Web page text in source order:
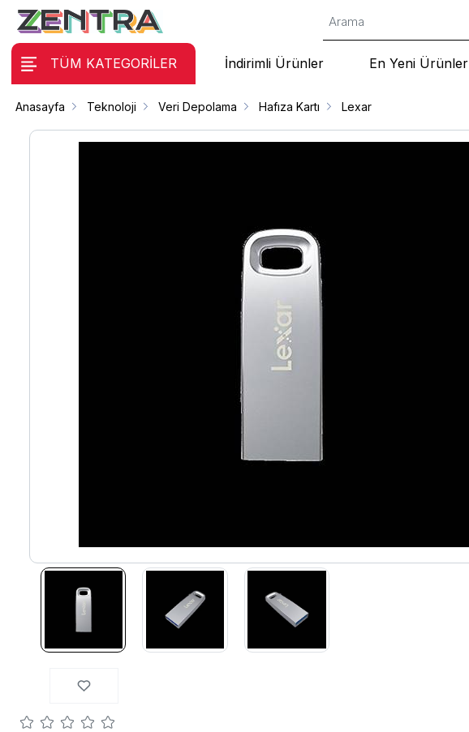
TÜM KATEGORİLER İndirimli Ürünler En Yeni Ürünler
Anasayfa Teknoloji Veri Depolama Hafıza Kartı Lexar